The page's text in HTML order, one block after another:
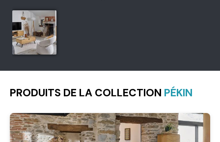
PRODUITS DE LA COLLECTION PÉKIN